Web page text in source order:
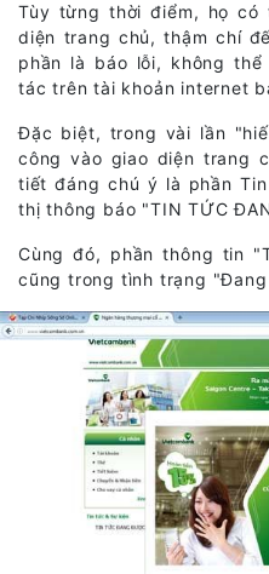
Tùy từng thời điểm, họ
diện trang chủ, thậm chí
phần là báo lỗi, không
tác trên tài khoản internet
Đặc biệt, trong vài lần
công vào giao diện trang
tiết đáng chú ý là phần
thị thông báo "TIN TỨC
Cùng đó, phần thông tin
cũng trong tình trạng